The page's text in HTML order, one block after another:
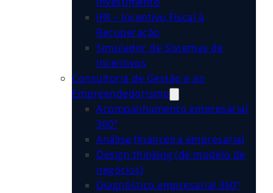
IFR – Incentivo Fiscal à
Recuperação
Simulador de Sistemas de
Incentivos
Consultoria de Gestão e ao
Empreendedorismo
Acompanhamento empresarial
360º
Análise financeira empresarial
Design thinking (de modelo de
negócios)
Diagnóstico empresarial 360º